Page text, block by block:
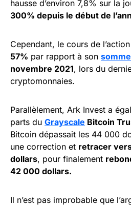
hausse d’environ 7,8% sur la
300% depuis le début de
Cependant, le cours de
57% par rapport à son
novembre 2021, lors du
cryptomonnaies.
Parallèlement, Ark Invest a
parts du Grayscale Bitcoin
Bitcoin dépassait les 44 000
une correction et retracer
dollars, pour finalement
42 000 dollars.
Il n’est pas improbable que